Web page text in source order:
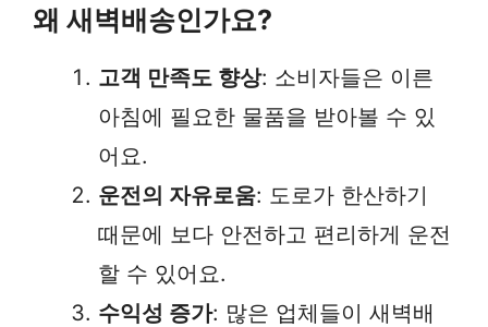
왜 새벽배송인가요?
고객 만족도 향상: 소비자들은 이른
아침에 필요한 물품을 받아볼 수 있
어요.
운전의 자유로움: 도로가 한산하기
때문에 보다 안전하고 편리하게 운전
할 수 있어요.
수익성 증가: 많은 업체들이 새벽배